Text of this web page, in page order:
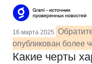
16 марта 2025
опубликован более
Какие черты